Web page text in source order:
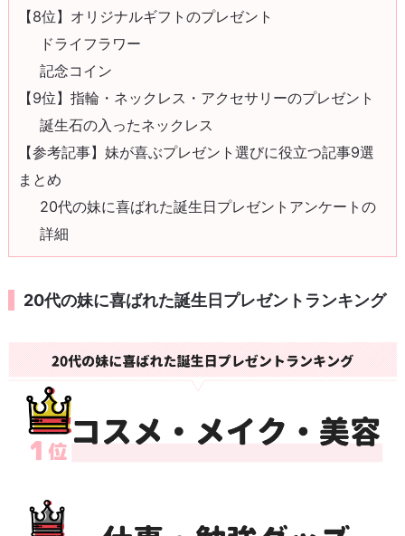
【8位】オリジナルギフトのプレゼント
ドライフラワー
記念コイン
【9位】指輪・ネックレス・アクセサリーのプレゼント
誕生石の入ったネックレス
【参考記事】妹が喜ぶプレゼント選びに役立つ記事9選
まとめ
20代の妹に喜ばれた誕生日プレゼントアンケートの
詳細
20代の妹に喜ばれた誕生日プレゼントランキング